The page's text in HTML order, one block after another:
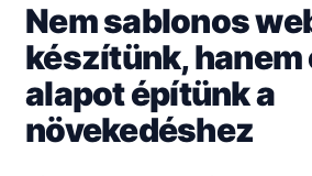
Nem sablonos
készítünk, hanem
alapot építünk a
növekedéshez